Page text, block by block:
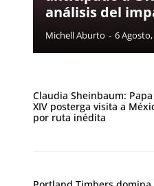
análisis del
Michell Aburto - 6
Claudia Sheinbaum: Papa
XIV posterga visita a
por ruta inédita